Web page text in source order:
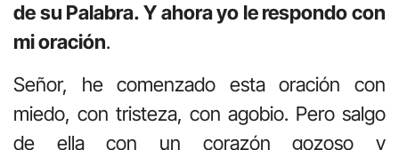
de su Palabra. Y ahora yo le respondo con
mi oración.
Señor, he comenzado esta oración con
miedo, con tristeza, con agobio. Pero salgo
de ella con un corazón gozoso y